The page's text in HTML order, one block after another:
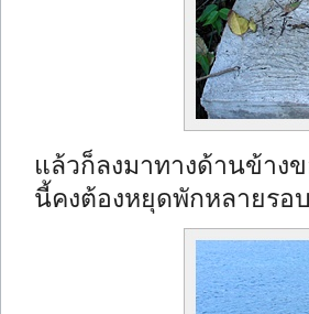
แล้วก็ลงมาทางด้านข้าง
นี้คงต้องหยุดพักหลายรอ